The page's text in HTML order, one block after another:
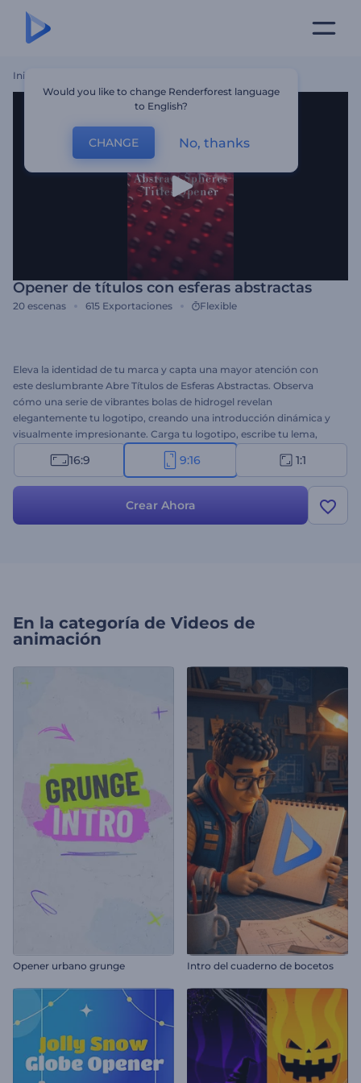
Inicio
Opener de títulos con esferas abstractas
20 escenas 615 Exportaciones Flexible
Eleva la identidad de tu marca y capta una mayor atención con
este deslumbrante Abre Títulos de Esferas Abstractas. Observa
cómo una serie de vibrantes bolas de hidrogel revelan
elegantemente tu logotipo, creando una introducción dinámica y
visualmente impresionante. Carga tu logotipo, escribe tu lema,
elige música de fondo y previsualiza para ver el resultado final. Esta
plantilla es ideal para negocios, startups o cualquier proyecto que
destaca tu logotipo con una revelación que brilla con creatividad y
16:9 9:16 1:1
Crear Ahora
En la categoría de Videos de
animación
Opener urbano grunge Intro del cuaderno de bocetos
Would you like to change Renderforest language
to English?
CHANGE No, thanks